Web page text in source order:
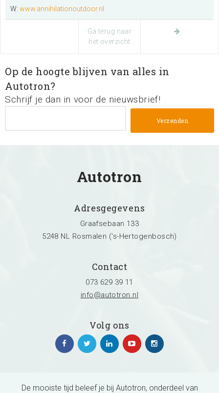
Meer informatie
Ik exposeer op deze locatie
Ik wil de plattegrond van de locatie
bekijken
W: www.annihilationoutdoor.nl
Ga terug naar
het overzicht
Op de hoogte blijven van alles in
Autotron?
Schrijf je dan in voor de nieuwsbrief!
Autotron
Adresgegevens
Graafsebaan 133
5248 NL Rosmalen ('s-Hertogenbosch)
Contact
073 629 39 11
info@autotron.nl
Volg ons
De mooiste tijd beleef je bij Autotron, onderdeel van